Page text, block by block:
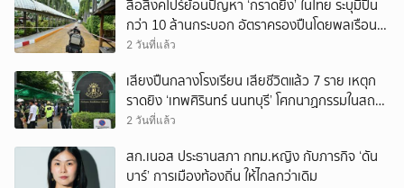
สื่อสิงคโปร์ย้อนปัญหา ‘กราดยิง’ ในไทย ระบุมีปืน
กว่า 10 ล้านกระบอก อัตราครองปืนโดยพลเรือน
สูงที่สุดในภูมิภาค
2 วันที่แล้ว
เสียงปืนกลางโรงเรียน เสียชีวิตแล้ว 7 ราย เหตุก
ราดยิง ‘เทพศิรินทร์ นนทบุรี’ โศกนาฏกรรมในสถาน
ศึกษา ครั้งที่ 2 ในรอบปี
2 วันที่แล้ว
สก.เนอส ประธานสภา กทม.หญิง กับภารกิจ ‘ดัน
บาร์’ การเมืองท้องถิ่น ให้ไกลกว่าเดิม